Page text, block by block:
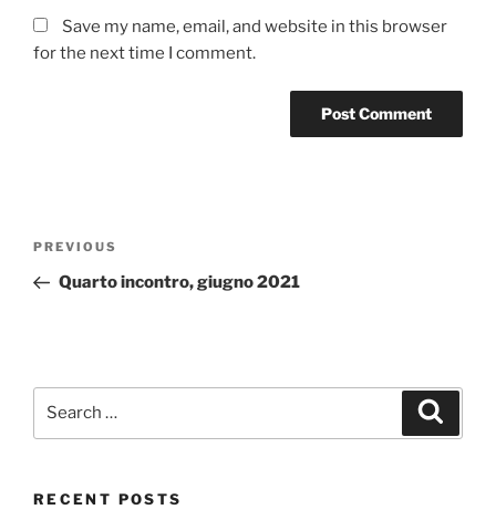
Save my name, email, and website in this browser
for the next time I comment.
Previous
Post
PREVIOUS
Quarto incontro, giugno 2021
RECENT POSTS